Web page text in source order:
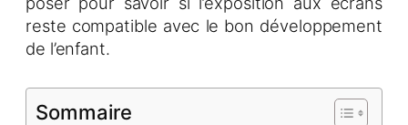
reste compatible avec le bon développement
de l’enfant.
Sommaire